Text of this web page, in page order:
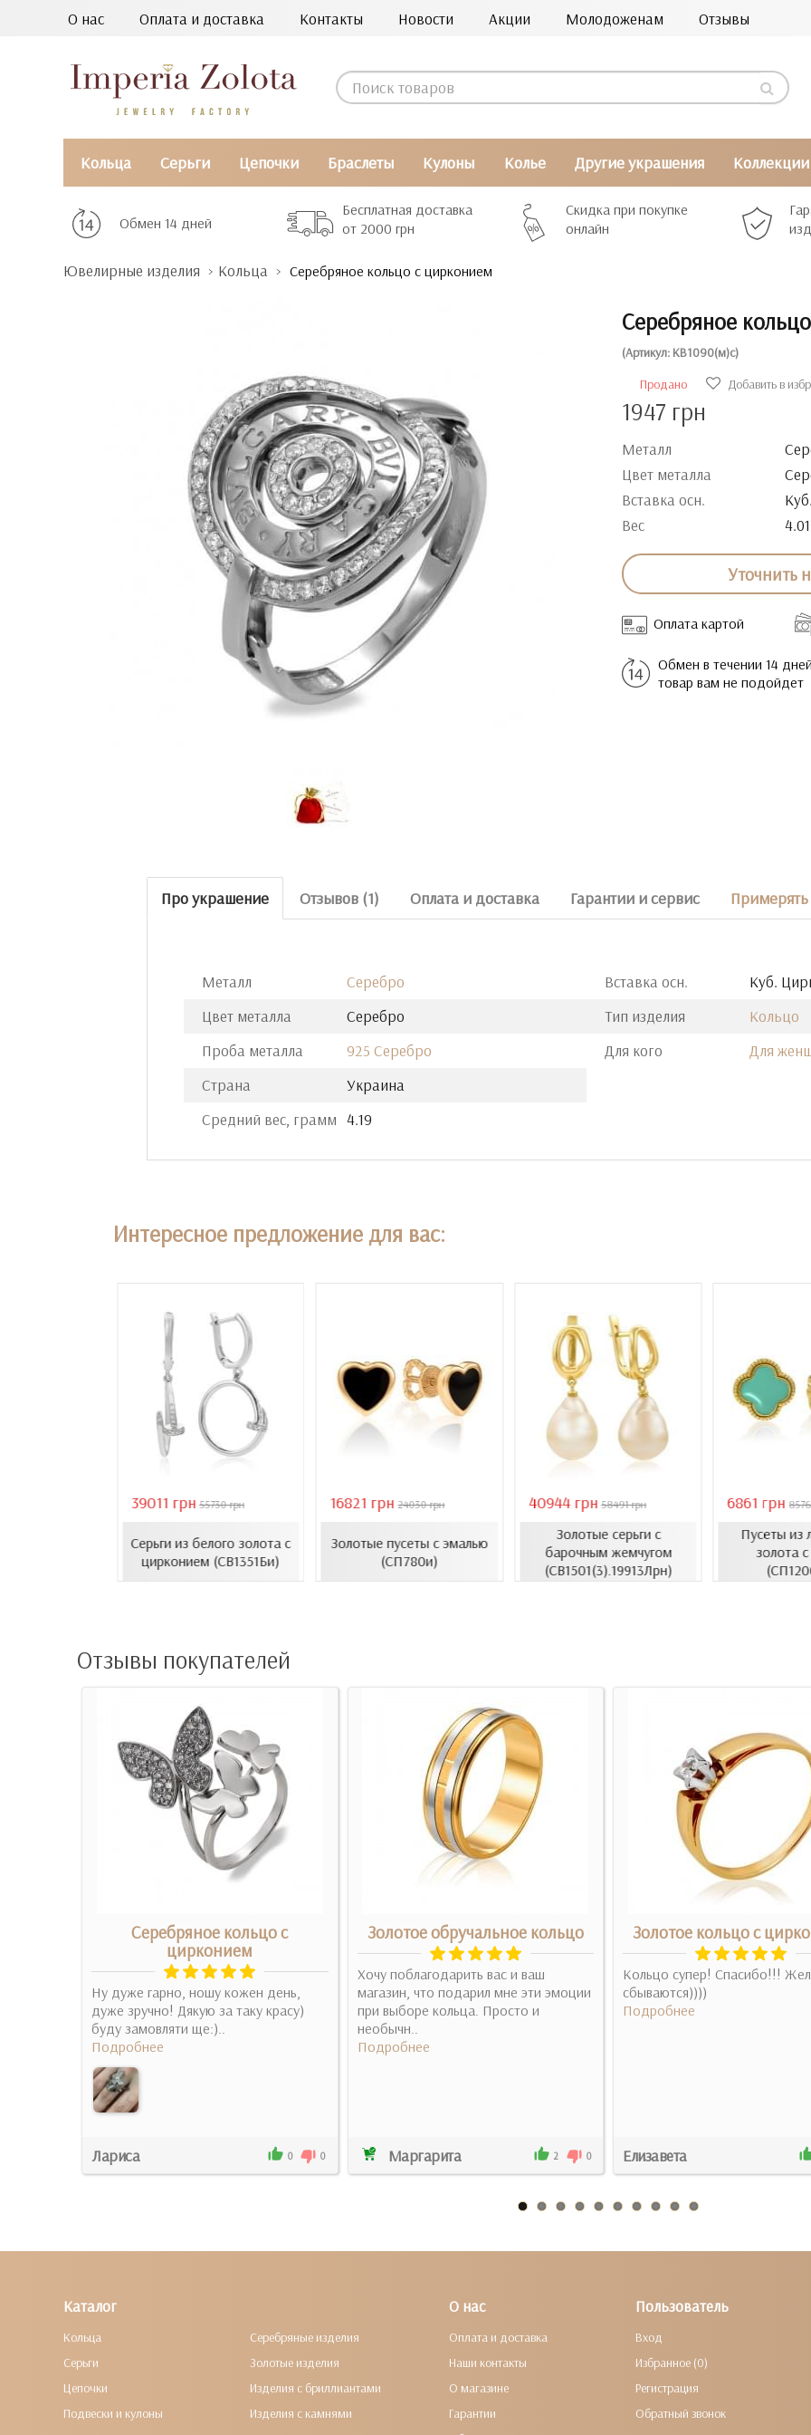
О нас Оплата и доставка Контакты Новости Акции Молодоженам Отзывы
Кольца Серьги Цепочки Браслеты Кулоны Колье Другие украшения Коллекции
Обмен 14 дней
Бесплатная доставка
от 2000 грн
Скидка при покупке
онлайн
Ювелирные изделия Кольца Серебряное кольцо с цирконием
Серебряное
(Артикул: КВ1090(м)с)
Продано
Добавить в
1947 грн
Металл
Цвет металла
Вставка осн.
Вес
Уточнить
Оплата картой
Обмен в течении 14
товар вам не подойдет
Про украшение Отзывов (1) Оплата и доставка Гарантии и сервис
Металл
Серебро
Цвет металла
Серебро
Проба металла
925 Серебро
Страна
Украина
Средний вес, грамм 4.19
Вставка осн.
Куб.
Тип изделия
Кольцо
Для кого
Для
Интересное предложение для вас:
39011 грн 55730 грн
Серьги из белого золота с
цирконием (СВ1351Би)
16821 грн 24030 грн
Золотые пусеты с эмалью
(СП780и)
40944 грн 58491 грн
Золотые серьги с
барочным жемчугом
(СВ1501(3).19913Лрн)
6861 грн
Пусеты из
золота
Отзывы покупателей
Серебряное кольцо с
цирконием
Ну дуже гарно, ношу кожен день,
дуже зручно! Дякую за таку красу)
буду замовляти ще:)..
Подробнее
Лариса 0 0
Золотое обручальное кольцо
Хочу поблагодарить вас и ваш
магазин, что подарил мне эти эмоции
при выборе кольца. Просто и
необычн..
Подробнее
Маргарита 2 0
Золотое кольцо с
Кольцо супер! Спасибо!!!
сбываются))))
Подробнее
Елизавета
Каталог
Кольца
Серьги
Цепочки
Подвески и кулоны
Серебряные изделия
Золотые изделия
Изделия с бриллиантами
Изделия с камнями
О нас
Оплата и доставка
Наши контакты
О магазине
Гарантии
Пользователь
Вход
Избранное (0)
Регистрация
Обратный звонок